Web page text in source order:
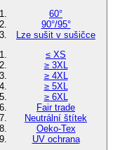
60°
90°/95°
Lze sušit v sušičce
≤ XS
≥ 3XL
≥ 4XL
≥ 5XL
≥ 6XL
Fair trade
Neutrální štítek
Oeko-Tex
UV ochrana